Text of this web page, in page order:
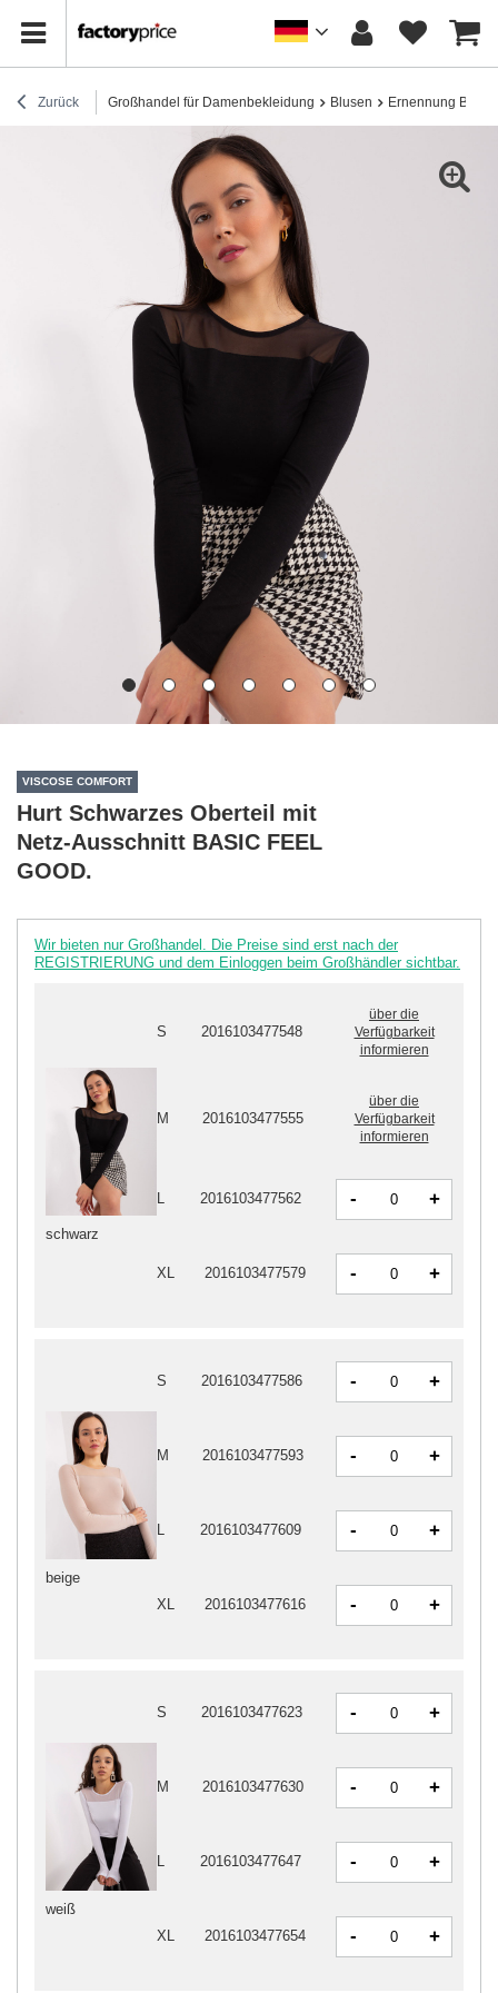
Zurück Großhandel für Damenbekleidung Blusen Ernennung
VISCOSE COMFORT
Hurt Schwarzes Oberteil mit
Netz-Ausschnitt BASIC FEEL
GOOD.
Wir bieten nur Großhandel. Die Preise sind erst nach der
REGISTRIERUNG und dem Einloggen beim Großhändler sichtbar.
beige
S 2016103477586 - +
M 2016103477593 - +
L 2016103477609 - +
XL 2016103477616 - +
schwarz
S 2016103477548
über die
Verfügbarkeit
informieren
M 2016103477555
über die
Verfügbarkeit
informieren
L 2016103477562 - +
XL 2016103477579 - +
weiß
S 2016103477623 - +
M 2016103477630 - +
L 2016103477647 - +
XL 2016103477654 - +